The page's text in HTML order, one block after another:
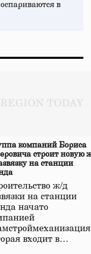
в
компаний Бориса
строит новую
на станции
ж/д
на станции
начато
входит в…